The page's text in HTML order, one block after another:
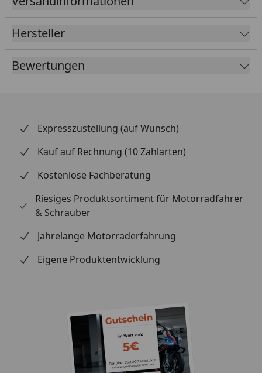
Erstausrüsterqualität. Bei BTR Tools erhältst du
schneller Lieferung. Die Montage gelingt mit etwas
handwerklichem Geschick und passendem Werkzeug
problemlos. Achte beim Antrieb stets darauf,
Hersteller
Bewertungen
Expresszustellung (auf Wunsch)
Kauf auf Rechnung (10 Zahlarten)
Kostenlose Fachberatung
Riesiges Produktsortiment für Motorradfahrer
& Schrauber
Jahrelange Motorraderfahrung
Eigene Produktentwicklung